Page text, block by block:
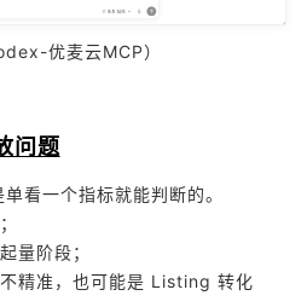
优麦云MCP）
问题
看一个指标就能判断的。
量阶段；
精准，也可能是 Listing 转化